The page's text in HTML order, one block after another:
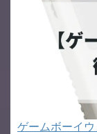
ゲームボーイ